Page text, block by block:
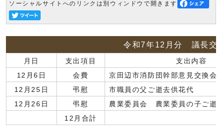
ソーシャルサイトへのリンクは別ウィンドウで開きます
令和7年12月分 議長交
月日 支出項目
支出内容
12月6日
会費
京田辺市消防団幹部意見交換会
12月25日
弔慰
市職員の父ご逝去供花代
12月26日
弔慰
農業委員会 農業委員の子ご逝
12月合計